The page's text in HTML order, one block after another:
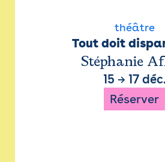
théâtre
Tout doit
Stéphanie
15 → 17 déc.
Réserver